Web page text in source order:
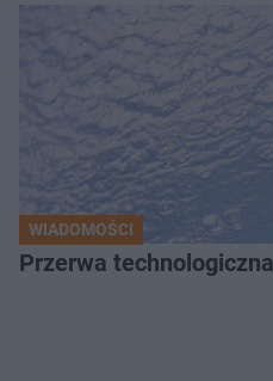
WIADOMOŚCI
Przerwa